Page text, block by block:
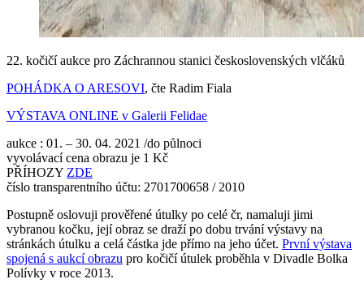
22. kočičí aukce pro Záchrannou stanici československých vlčáků
POHÁDKA O ARESOVI, čte Radim Fiala
VÝSTAVA ONLINE v Galerii Felidae
aukce : 01. – 30. 04. 2021 /do půlnoci
vyvolávací cena obrazu je 1 Kč
PŘÍHOZY ZDE
číslo transparentního účtu: 2701700658 / 2010
Postupně oslovuji prověřené útulky po celé čr, namaluji jimi
vybranou kočku, její obraz se draží po dobu trvání výstavy na
stránkách útulku a celá částka jde přímo na jeho účet. První výstava
spojená s aukcí obrazu pro kočičí útulek proběhla v Divadle Bolka
Polívky v roce 2013.